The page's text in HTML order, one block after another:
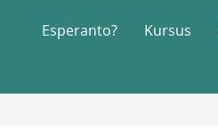
Esperanto? Kursus